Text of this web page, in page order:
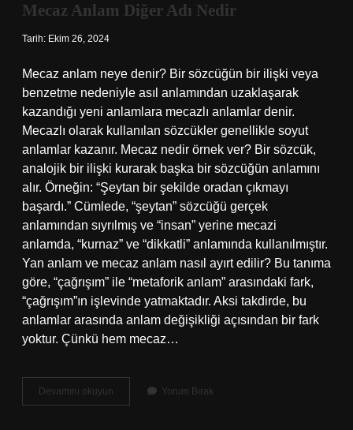
Mecaz Anlam Diğer Adı Nedir
Tarih: Ekim 26, 2024
Mecaz anlam neye denir? Bir sözcüğün bir ilişki veya
benzetme nedeniyle asıl anlamından uzaklaşarak
kazandığı yeni anlamlara mecazlı anlamlar denir.
Mecazlı olarak kullanılan sözcükler genellikle soyut
anlamlar kazanır. Mecaz nedir örnek ver? Bir sözcük,
analojik bir ilişki kurarak başka bir sözcüğün anlamını
alır. Örneğin: “Şeytan bir şekilde oradan çıkmayı
başardı.” Cümlede, “şeytan” sözcüğü gerçek
anlamından sıyrılmış ve “insan” yerine mecazi
anlamda, “kurnaz” ve “dikkatli” anlamında kullanılmıştır.
Yan anlam ve mecaz anlam nasıl ayırt edilir? Bu tanıma
göre, “çağrışım” ile “metaforik anlam” arasındaki fark,
“çağrışım”ın işlevinde yatmaktadır. Aksi takdirde, bu
anlamlar arasında anlam değişikliği açısından bir fark
yoktur. Çünkü hem mecaz…
Devamını okuyun
Anlam
Yorum Bırak